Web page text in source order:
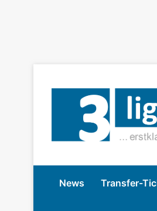
News Transfer-